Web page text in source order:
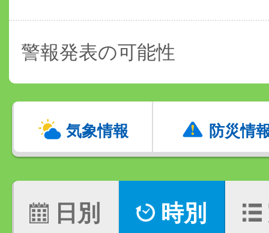
警報発表の可能性
気象情報 防災情
日別 時別